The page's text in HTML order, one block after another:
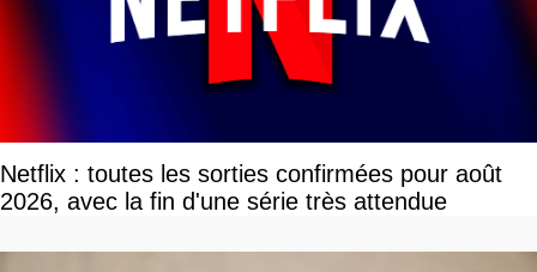
Netflix : toutes les sorties confirmées pour août
2026, avec la fin d'une série très attendue